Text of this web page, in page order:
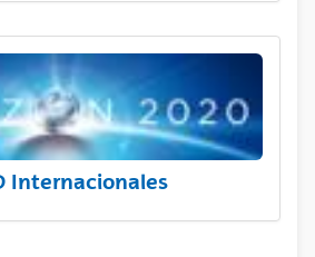
Internacionales